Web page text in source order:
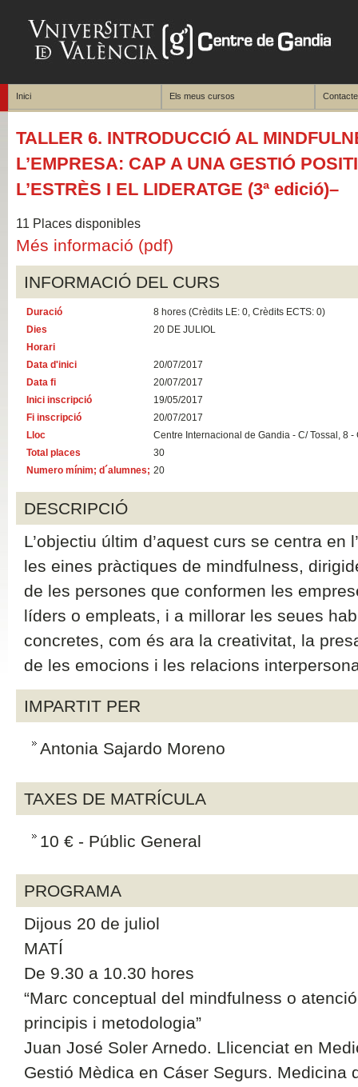
Inici Els meus cursos Contacte
TALLER 6. INTRODUCCIÓ AL
L’EMPRESA: CAP A UNA GESTIÓ
L’ESTRÈS I EL LIDERATGE (3ª edició)–
11 Places disponibles
Més informació (pdf)
INFORMACIÓ DEL CURS
Duració
8 hores (Crèdits LE: 0, Crèdits ECTS: 0)
Dies
20 DE JULIOL
Horari
Data d'inici
20/07/2017
Data fi
20/07/2017
Inici inscripció
19/05/2017
Fi inscripció
20/07/2017
Lloc
Centre Internacional de Gandia - C/ Tossal, 8 -
Total places
30
Numero mínim; d´alumnes; 20
DESCRIPCIÓ
L’objectiu últim d’aquest curs se centra en
les eines pràctiques de mindfulness,
de les persones que conformen les
líders o empleats, i a millorar les seues
concretes, com és ara la creativitat, la
de les emocions i les relacions
IMPARTIT PER
Antonia Sajardo Moreno
TAXES DE MATRÍCULA
10 € - Públic General
PROGRAMA
Dijous 20 de juliol
MATÍ
De 9.30 a 10.30 hores
“Marc conceptual del mindfulness o
principis i metodologia”
Juan José Soler Arnedo. Llicenciat en
Gestió Mèdica en Cáser Segurs. Medicina